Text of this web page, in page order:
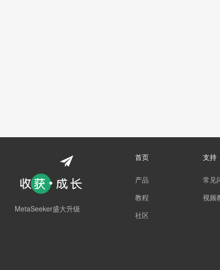
MetaSeeker盛大升级
首页
产品
教程
社区
支持
常见
视频